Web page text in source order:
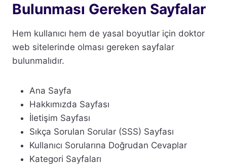
Bulunması Gereken Sayfalar
Hem kullanıcı hem de yasal boyutlar için doktor
web sitelerinde olması gereken sayfalar
bulunmalıdır.
Ana Sayfa
Hakkımızda Sayfası
İletişim Sayfası
Sıkça Sorulan Sorular (SSS) Sayfası
Kullanıcı Sorularına Doğrudan Cevaplar
Kategori Sayfaları